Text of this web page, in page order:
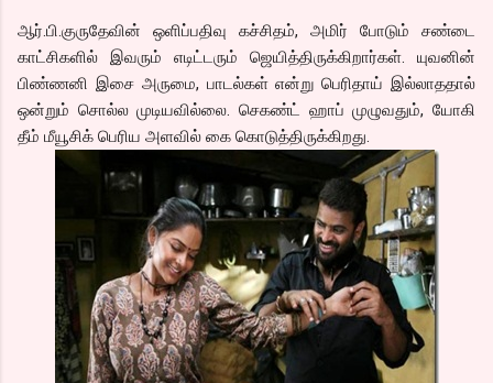
ஆர்.பி.குருதேவின் ஒளிப்பதிவு கச்சிதம், அமிர் போடும் சண்டை
காட்சிகளில் இவரும் எடிட்டரும் ஜெயித்திருக்கிறார்கள். யுவனின்
பிண்ணனி இசை அருமை, பாடல்கள் என்று பெரிதாய் இல்லாததால்
ஒன்றும் சொல்ல முடியவில்லை. செகண்ட் ஹாப் முழுவதும், யோகி
தீம் மீயூசிக் பெரிய அளவில் கை கொடுத்திருக்கிறது.